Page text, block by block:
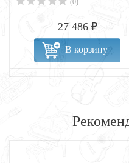
(0)
27 486 ₽
В корзину